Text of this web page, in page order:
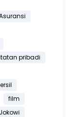
pribadi
film
Jokowi